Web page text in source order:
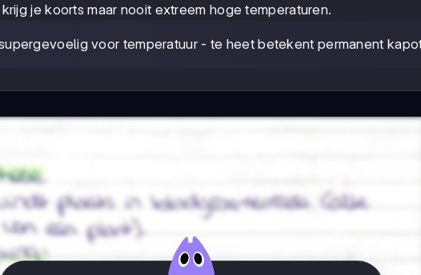
je koorts maar nooit extreem hoge temperaturen.
voor temperatuur - te heet betekent permanent